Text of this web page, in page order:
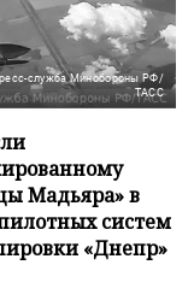
служба Минобороны РФ/
ТАСС
Мадьяра» в
систем
«Днепр»